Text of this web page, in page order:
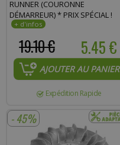
RUNNER (COURONNE
DÉMARREUR) * PRIX SPÉCIAL !
5.45 €
19.10 €
AJOUTER AU PANIER
Expédition Rapide
- 45%